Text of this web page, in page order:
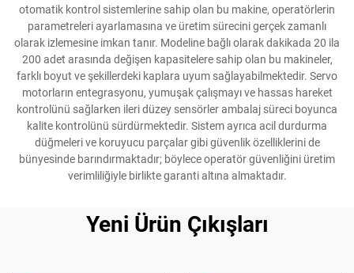
Haberler
Bize Ulaşın
otomatik kontrol sistemlerine sahip olan bu makine, operatörlerin
parametreleri ayarlamasına ve üretim sürecini gerçek zamanlı
olarak izlemesine imkan tanır. Modeline bağlı olarak dakikada 20 ila
200 adet arasında değişen kapasitelere sahip olan bu makineler,
farklı boyut ve şekillerdeki kaplara uyum sağlayabilmektedir. Servo
motorların entegrasyonu, yumuşak çalışmayı ve hassas hareket
kontrolünü sağlarken ileri düzey sensörler ambalaj süreci boyunca
kalite kontrolünü sürdürmektedir. Sistem ayrıca acil durdurma
düğmeleri ve koruyucu parçalar gibi güvenlik özelliklerini de
bünyesinde barındırmaktadır; böylece operatör güvenliğini üretim
verimliliğiyle birlikte garanti altına almaktadır.
Yeni Ürün Çıkışları